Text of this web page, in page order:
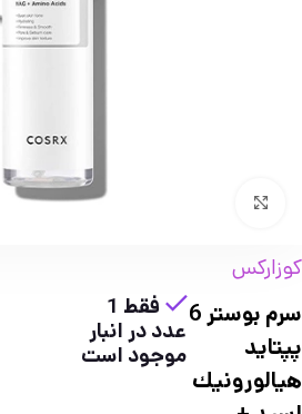
فقط 1
عدد در انبار
موجود است
کوزارکس
سرم بوستر 6
پپتايد
هيالورونيك